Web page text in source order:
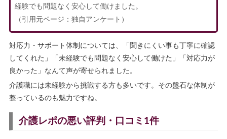
経験でも問題なく安心して働けました。
（引用元ページ：独自アンケート）
対応力・サポート体制については、「聞きにくい事も丁寧に確認
してくれた」「未経験でも問題なく安心して働けた」「対応力が
良かった」なんて声が寄せられました。
介護職には未経験から挑戦する方も多いです。その盤石な体制が
整っているのも魅力ですね。
介護レポの悪い評判・口コミ1件